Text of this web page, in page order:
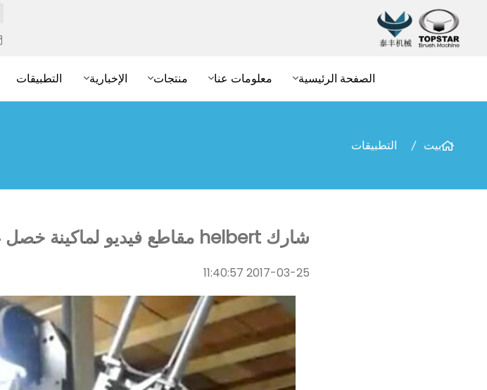
الصفحة الرئيسية معلومات عنا منتجات الإخبارية التطبيقات
بيت التطبيقات
شارك helbert مقاطع فيديو لماكينة خصل 4 محاور وآلة تشذيب فرشاة المرحاض
2017-03-25 11:40:57